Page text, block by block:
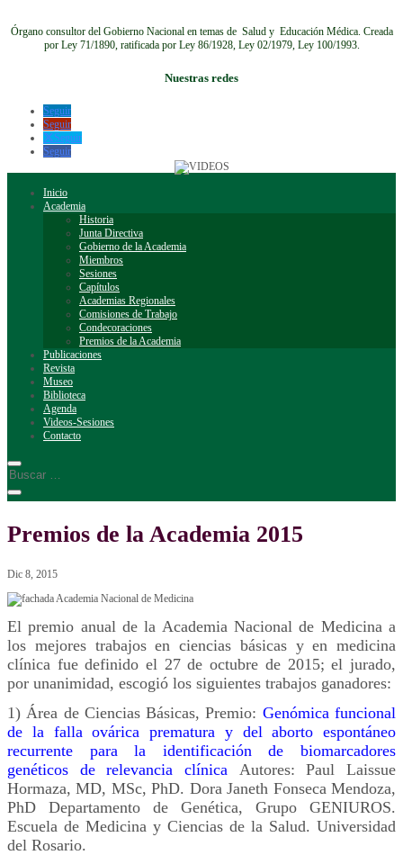
Órgano consultor del Gobierno Nacional en temas de Salud y Educación Médica. Creada
por Ley 71/1890, ratificada por Ley 86/1928, Ley 02/1979, Ley 100/1993.
Nuestras redes
Seguir
Seguir
Seguir
Seguir
Inicio
Academia
Historia
Junta Directiva
Gobierno de la Academia
Miembros
Sesiones
Capítulos
Academias Regionales
Comisiones de Trabajo
Condecoraciones
Premios de la Academia
Publicaciones
Revista
Museo
Biblioteca
Agenda
Videos-Sesiones
Contacto
Premios de la Academia 2015
Dic 8, 2015
El premio anual de la Academia Nacional de Medicina a
los mejores trabajos en ciencias básicas y en medicina
clínica fue definido el 27 de octubre de 2015; el jurado,
por unanimidad, escogió los siguientes trabajos ganadores:
1) Área de Ciencias Básicas, Premio: Genómica funcional
de la falla ovárica prematura y del aborto espontáneo
recurrente para la identificación de biomarcadores
genéticos de relevancia clínica Autores: Paul Laissue
Hormaza, MD, MSc, PhD. Dora Janeth Fonseca Mendoza,
PhD Departamento de Genética, Grupo GENIUROS.
Escuela de Medicina y Ciencias de la Salud. Universidad
del Rosario.